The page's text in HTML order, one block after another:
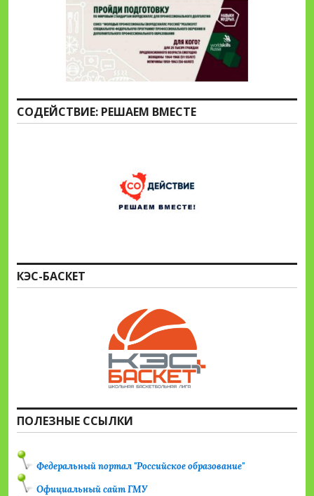
СОДЕЙСТВИЕ: РЕШАЕМ ВМЕСТЕ
КЭС-БАСКЕТ
ПОЛЕЗНЫЕ ССЫЛКИ
Федеральный портал "Российское образование"
Официальный сайт ГМУ